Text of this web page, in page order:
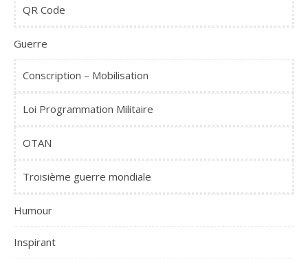
QR Code
Guerre
Conscription – Mobilisation
Loi Programmation Militaire
OTAN
Troisième guerre mondiale
Humour
Inspirant